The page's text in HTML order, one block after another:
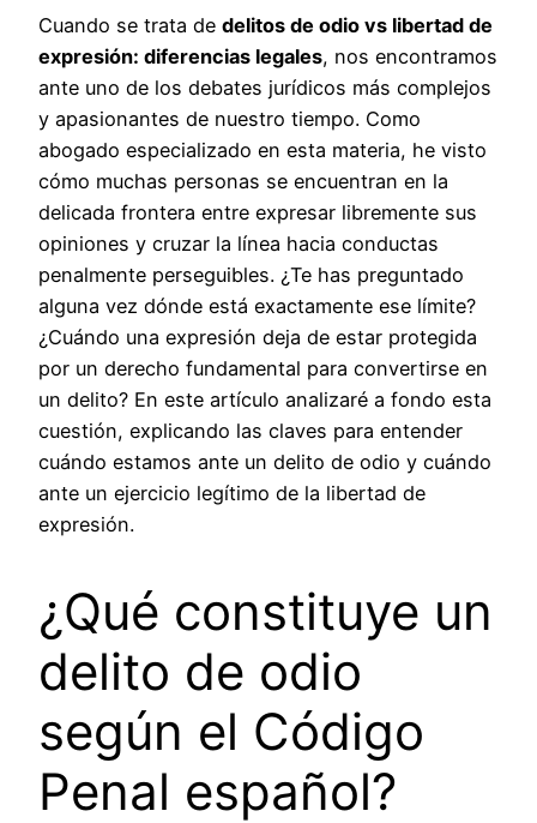
Cuando se trata de delitos de odio vs libertad de
expresión: diferencias legales, nos encontramos
ante uno de los debates jurídicos más complejos
y apasionantes de nuestro tiempo. Como
abogado especializado en esta materia, he visto
cómo muchas personas se encuentran en la
delicada frontera entre expresar libremente sus
opiniones y cruzar la línea hacia conductas
penalmente perseguibles. ¿Te has preguntado
alguna vez dónde está exactamente ese límite?
¿Cuándo una expresión deja de estar protegida
por un derecho fundamental para convertirse en
un delito? En este artículo analizaré a fondo esta
cuestión, explicando las claves para entender
cuándo estamos ante un delito de odio y cuándo
ante un ejercicio legítimo de la libertad de
expresión.
¿Qué constituye un
delito de odio
según el Código
Penal español?